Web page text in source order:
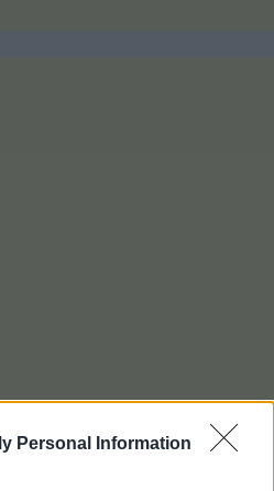
Personal Information